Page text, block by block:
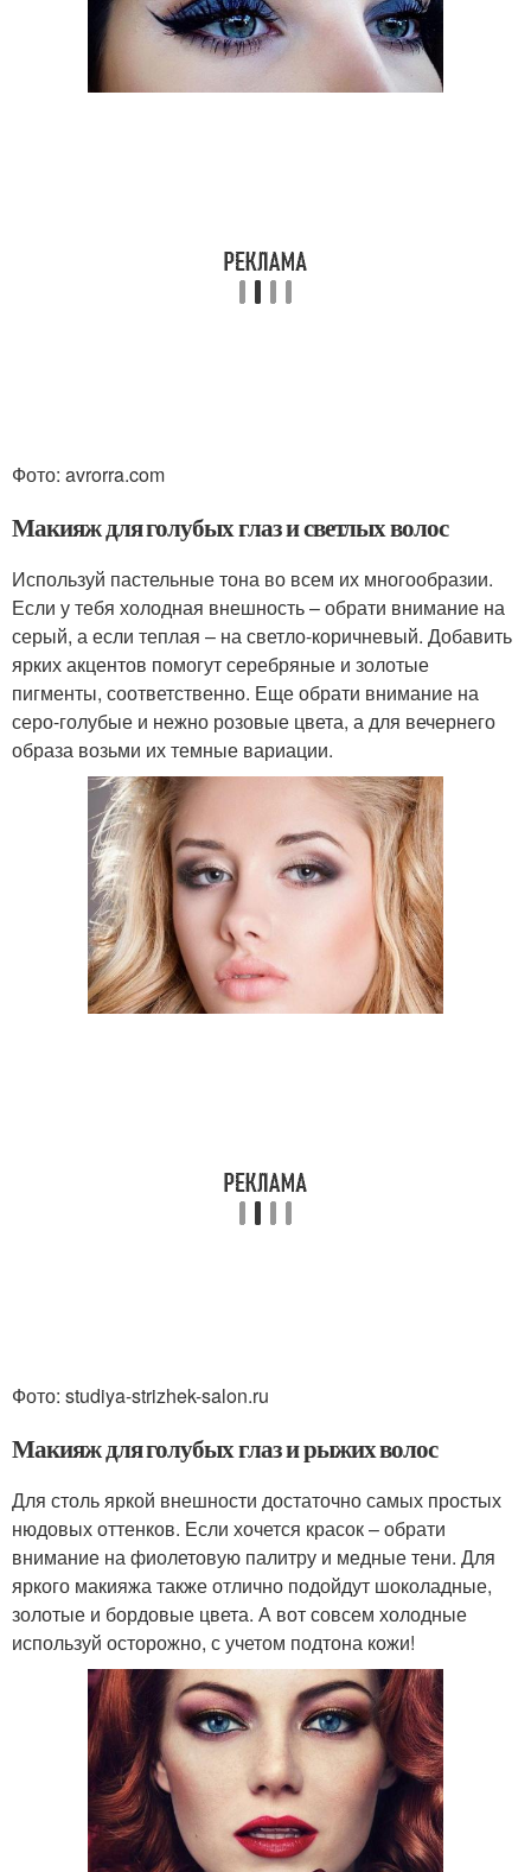
Фото: avrorra.com
Макияж для голубых глаз и светлых волос
Используй пастельные тона во всем их многообразии.
Если у тебя холодная внешность – обрати внимание на
серый, а если теплая – на светло-коричневый. Добавить
ярких акцентов помогут серебряные и золотые
пигменты, соответственно. Еще обрати внимание на
серо-голубые и нежно розовые цвета, а для вечернего
образа возьми их темные вариации.
Фото: studiya-strizhek-salon.ru
Макияж для голубых глаз и рыжих волос
Для столь яркой внешности достаточно самых простых
нюдовых оттенков. Если хочется красок – обрати
внимание на фиолетовую палитру и медные тени. Для
яркого макияжа также отлично подойдут шоколадные,
золотые и бордовые цвета. А вот совсем холодные
используй осторожно, с учетом подтона кожи!